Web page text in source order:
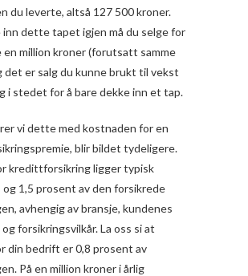
du leverte, altså 127 500 kroner.
inn dette tapet igjen må du selge for
million kroner (forutsatt samme
det er salg du kunne brukt til vekst
i stedet for å bare dekke inn et tap.
vi dette med kostnaden for en
blir bildet tydeligere.
kredittforsikring ligger typisk
og 1,5 prosent av den forsikrede
avhengig av bransje, kundenes
forsikringsvilkår. La oss si at
din bedrift er 0,8 prosent av
På en million kroner i årlig